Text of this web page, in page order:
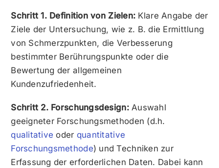
Schritt 1. Definition von Zielen: Klare Angabe der
Ziele der Untersuchung, wie z. B. die Ermittlung
von Schmerzpunkten, die Verbesserung
bestimmter Berührungspunkte oder die
Bewertung der allgemeinen
Kundenzufriedenheit.
Schritt 2. Forschungsdesign:Auswahl
geeigneter Forschungsmethoden (d.h.
qualitative oder quantitative
Forschungsmethode) und Techniken zur
Erfassung der erforderlichen Daten. Dabei kann